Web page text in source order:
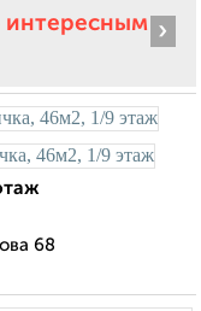
интересным ›
68